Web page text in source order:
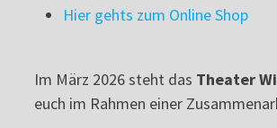
Hier gehts zum Online Shop
Im März 2026 steht das Theater
euch im Rahmen einer